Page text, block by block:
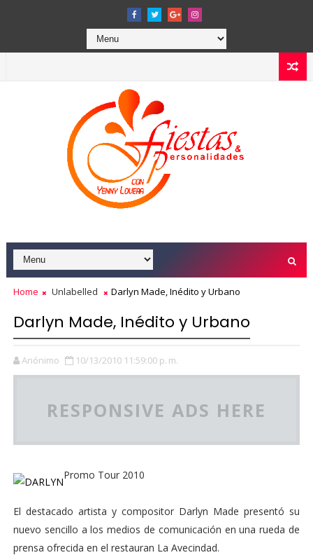
Home Unlabelled Darlyn Made, Inédito y Urbano
Darlyn Made, Inédito y Urbano
Anónimo 10/13/2010 11:59:00 p. m.
RESPONSIVE ADS HERE
Promo Tour 2010
El destacado artista y compositor Darlyn Made presentó su
nuevo sencillo a los medios de comunicación en una rueda de
prensa ofrecida en el restauran La Avecindad.